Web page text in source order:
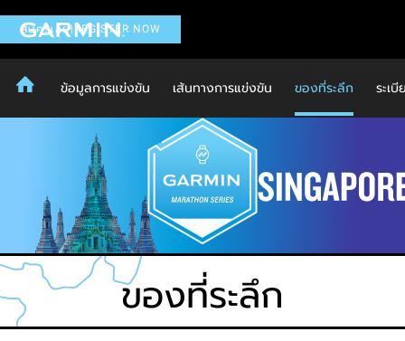
สมัครเลย|REGISTER NOW
ข้อมูลการแข่งขัน เส้นทางการแข่งขัน ของที่ระลึก ระเ
ของที่ระลึก